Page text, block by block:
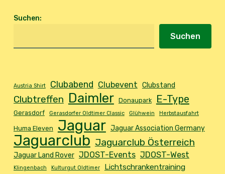
Suchen:
Suchen
Austria Shirt Clubabend Clubevent Clubstand
Clubtreffen Daimler Donaupark E-Type
Gerasdorf Gerasdorfer Oldtimer Classic Glühwein Herbstausfahrt
Huma Eleven Jaguar Jaguar Association Germany
Jaguarclub Jaguarclub Österreich
Jaguar Land Rover JDOST-Events JDOST-West
Klingenbach Kulturgut Oldtimer Lichtschrankentraining